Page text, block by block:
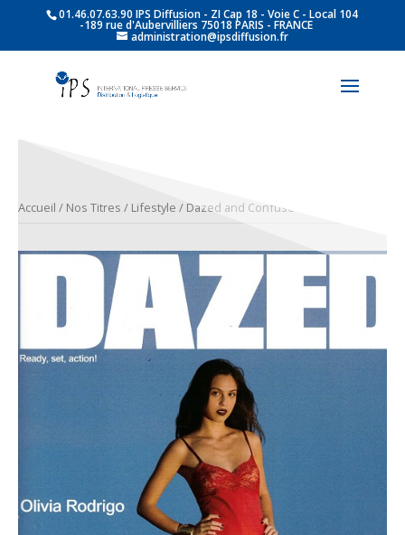
01.46.07.63.90 IPS Diffusion - ZI Cap 18 - Voie C - Local 104
-189 rue d'Aubervilliers 75018 PARIS - FRANCE
administration@ipsdiffusion.fr
Accueil / Nos Titres / Lifestyle / Dazed and Confused